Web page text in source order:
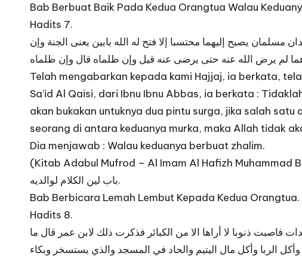
Bab Berbuat Baik Pada Kedua Orangtua Walau
Hadits 7.
يصبح إليهما محتسبا إلا فتح له الله بابين يعنى الجنة وإن
لم يرض الله عنه حتى يرضى عنه قيل وإن ظلماه قال وإن ظلماه
Telah mengabarkan kepada kami Hajjaj, ia berkata,
Sa’id Al Qaisi, dari Ibnu Ibnu Abbas, ia berkata :
akan bukakan untuknya dua pintu surga, jika salah
seorang di antara keduanya murka, maka Allah tidak
Dia menjawab : Walau keduanya berbuat zhalim.
(Kitab Adabul Mufrod – Al Imam Al Hafizh Muhammad
باب لين الكلام لوالديه.
Bab Berbicara Lemah Lembut Kepada Kedua Orangtua.
Hadits 8.
ذنوبا لا أراها الا من الكبائر فذكرت ذلك لابن عمر قال ما
الربا وأكل مال اليتيم والحاد في المسجد والذي يستسخر وبكاء